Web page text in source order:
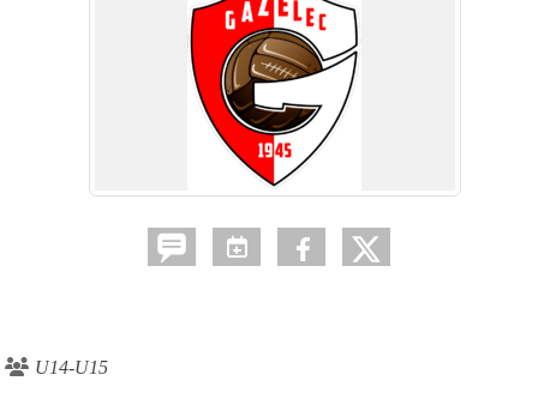
U14-U15